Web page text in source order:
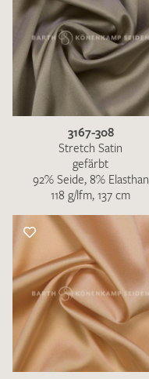
3167-308
Stretch Satin
gefärbt
92% Seide, 8% Elasthan
118 g/lfm, 137 cm